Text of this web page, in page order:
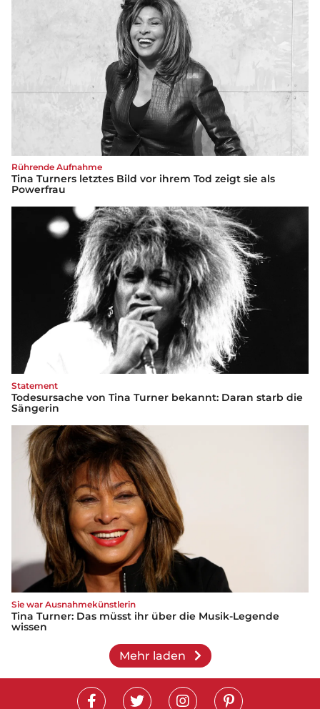
Rührende Aufnahme
Tina Turners letztes Bild vor ihrem Tod zeigt sie als
Powerfrau
Statement
Todesursache von Tina Turner bekannt: Daran starb die
Sängerin
Sie war Ausnahmekünstlerin
Tina Turner: Das müsst ihr über die Musik-Legende
wissen
Mehr laden